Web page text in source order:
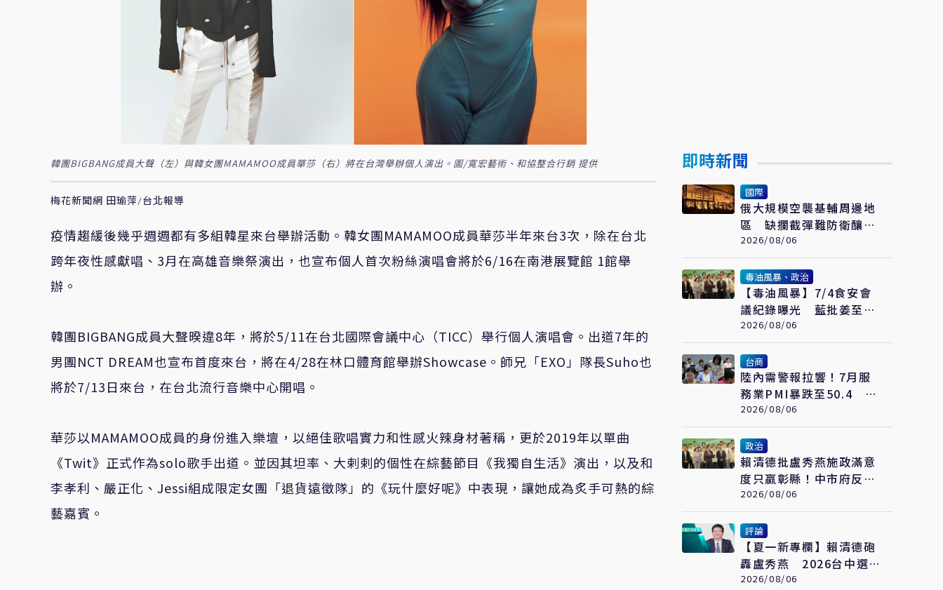
韓團BIGBANG成員大聲（左）與韓女團MAMAMOO成員華莎（右）將在台灣舉辦個人演出。圖/寬宏藝術、和協整合行銷 提供
梅花新聞網 田瑜萍/台北報導
疫情趨緩後幾乎週週都有多組韓星來台舉辦活動。韓女團MAMAMOO成員華莎半年來台3次，除在台北
跨年夜性感獻唱、3月在高雄音樂祭演出，也宣布個人首次粉絲演唱會將於6/16在南港展覽館 1館舉
辦。
韓團BIGBANG成員大聲暌違8年，將於5/11在台北國際會議中心（TICC）舉行個人演唱會。出道7年的
男團NCT DREAM也宣布首度來台，將在4/28在林口體育館舉辦Showcase。師兄「EXO」隊長Suho也
將於7/13日來台，在台北流行音樂中心開唱。
華莎以MAMAMOO成員的身份進入樂壇，以絕佳歌唱實力和性感火辣身材著稱，更於2019年以單曲
《Twit》正式作為solo歌手出道。並因其坦率、大剌剌的個性在綜藝節目《我獨自生活》演出，以及和
李孝利、嚴正化、Jessi組成限定女團「退貨遠徵隊」的《玩什麼好呢》中表現，讓她成為炙手可熱的綜
藝嘉賓。
即時新聞
國際
俄大規模空襲基輔周邊地
區 缺攔截彈難防衛釀17
死44傷
2026/08/06
毒油風暴、政治
【毒油風暴】7/4食安會
議紀錄曝光 藍批姜至剛
20％裁示拖月餘才認帳
「賴清德是最大破口」
2026/08/06
台商
陸內需警報拉響！7月服
務業PMI暴跌至50.4 創
近10月新低 經濟復甦再
遇壓力
2026/08/06
政治
賴清德批盧秀燕施政滿意
度只贏彰縣！中市府反
擊：毒油燒全台不救火
卻跑來打口水戰
2026/08/06
評論
【夏一新專欄】賴清德砲
轟盧秀燕 2026台中選戰
升級政權保衛戰
2026/08/06